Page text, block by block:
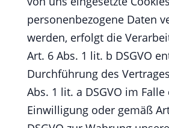
personenbezogene Daten
werden, erfolgt die
Art. 6 Abs. 1 lit. b DSGVO
Durchführung des
Abs. 1 lit. a DSGVO im
Einwilligung oder gemäß